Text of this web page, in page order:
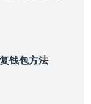
钱包方法